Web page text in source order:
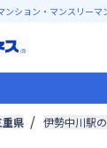
ンション・マンスリー
重県 伊勢中川駅